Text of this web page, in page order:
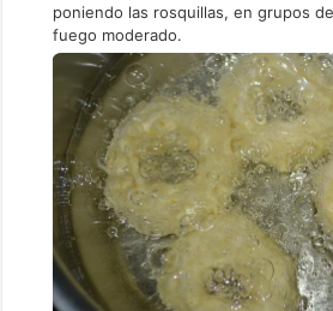
poniendo las rosquillas, en grupos
fuego moderado.